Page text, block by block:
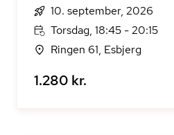
10. september, 2026
Torsdag, 18:45 - 20:15
Ringen 61, Esbjerg
1.280 kr.